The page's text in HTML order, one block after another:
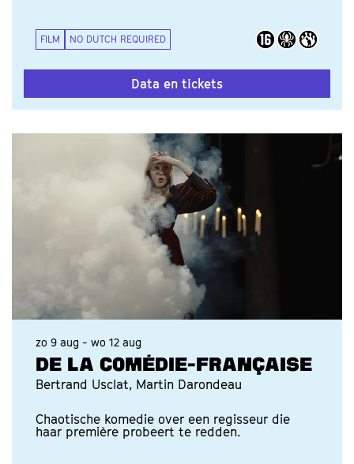
FILM NO DUTCH REQUIRED
Data en tickets
DE LA COMÉDIE-FRANÇAISE
Bertrand Usclat, Martin Darondeau
zo 9 aug - wo 12 aug
Chaotische komedie over een regisseur die
haar première probeert te redden.